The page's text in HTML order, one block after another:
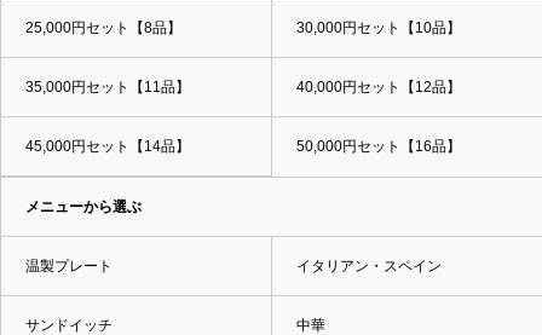
25,000円セット【8品】 30,000円セット【10品】
35,000円セット【11品】 40,000円セット【12品】
45,000円セット【14品】 50,000円セット【16品】
メニューから選ぶ
温製プレート イタリアン・スペイン
サンドイッチ 中華